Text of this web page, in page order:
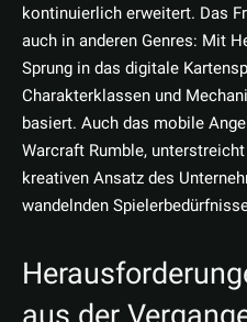
kontinuierlich erweitert. Das
auch in anderen Genres: Mit
Sprung in das digitale
Charakterklassen und
basiert. Auch das mobile
Warcraft Rumble,
kreativen Ansatz des
wandelnden